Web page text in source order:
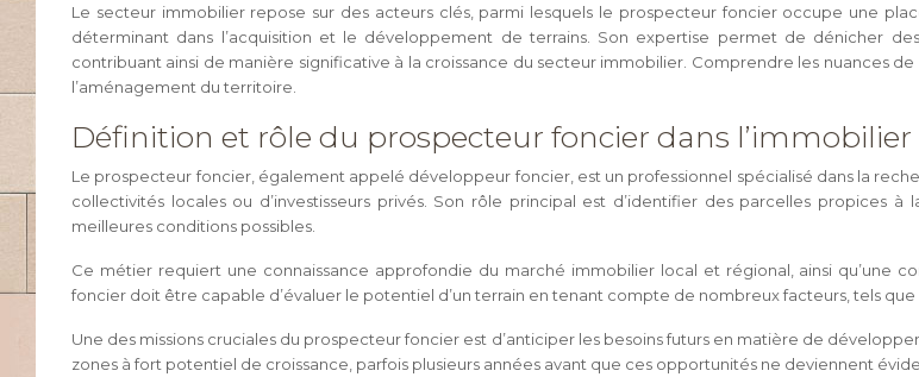
Le secteur immobilier repose sur des acteurs clés, parmi lesquels le prospecteur foncier occupe une
déterminant dans l’acquisition et le développement de terrains. Son expertise permet de dénicher
contribuant ainsi de manière significative à la croissance du secteur immobilier. Comprendre les nuances
l’aménagement du territoire.
Définition et rôle du prospecteur foncier dans l’immobilier
Le prospecteur foncier, également appelé développeur foncier, est un professionnel spécialisé dans la
collectivités locales ou d’investisseurs privés. Son rôle principal est d’identifier des parcelles propices
meilleures conditions possibles.
Ce métier requiert une connaissance approfondie du marché immobilier local et régional, ainsi qu’une
foncier doit être capable d’évaluer le potentiel d’un terrain en tenant compte de nombreux facteurs, tels
Une des missions cruciales du prospecteur foncier est d’anticiper les besoins futurs en matière de
zones à fort potentiel de croissance, parfois plusieurs années avant que ces opportunités ne deviennent